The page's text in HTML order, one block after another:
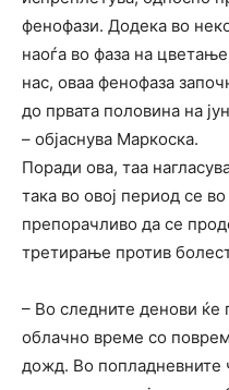
фенофази. Додека во
наоѓа во фаза на
нас, оваа фенофаза
до првата половина на
– објаснува Маркоска.
Поради ова, таа
така во овој период се
препорачливо да се
третирање против
– Во следните денови
облачно време со
дожд. Во попладневните